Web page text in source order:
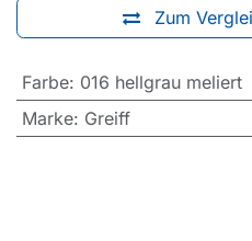
Zum
Farbe: 016 hellgrau meliert
Marke: Greiff